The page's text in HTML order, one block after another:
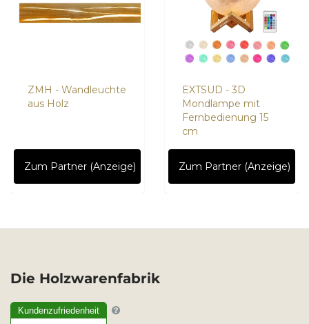
ZMH - Wandleuchte
aus Holz
Zum Partner (Anzeige)
EXTSUD - 3D
Mondlampe mit
Fernbedienung 15
cm
Zum Partner (Anzeige)
Die Holzwarenfabrik
Kundenzufriedenheit